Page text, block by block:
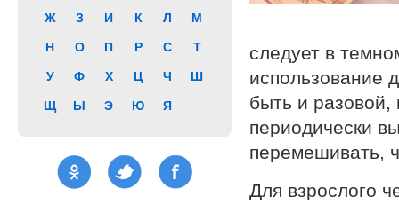
Ж З И К Л М
Н О П Р С Т
У Ф Х Ц Ч Ш
Щ Ы Э Ю Я
следует в
использование
быть и
периодически
перемешивать,
Для взрослого